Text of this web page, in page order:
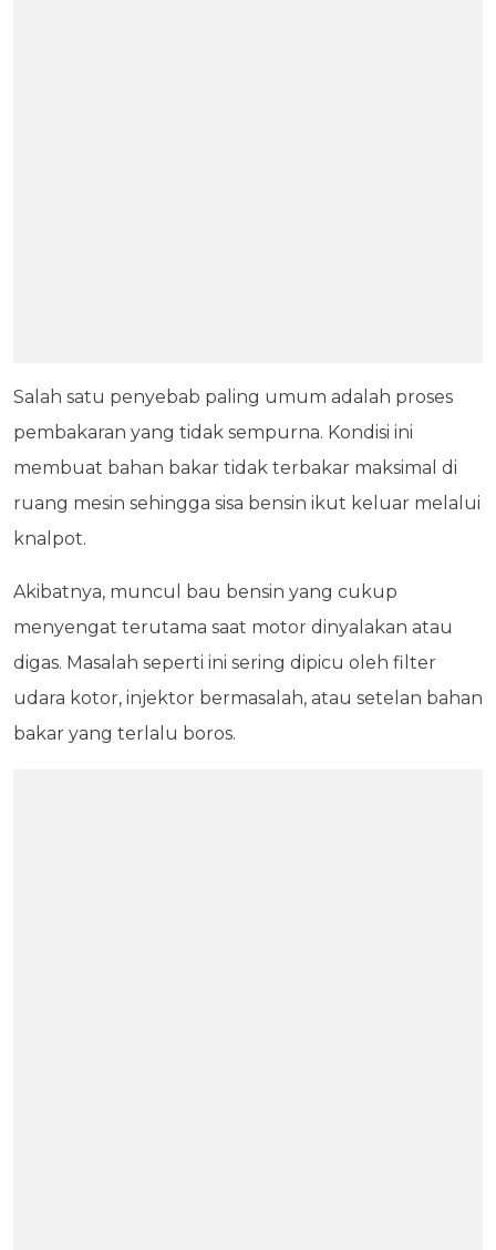
Salah satu penyebab paling umum adalah proses
pembakaran yang tidak sempurna. Kondisi ini
membuat bahan bakar tidak terbakar maksimal di
ruang mesin sehingga sisa bensin ikut keluar melalui
knalpot.
Akibatnya, muncul bau bensin yang cukup
menyengat terutama saat motor dinyalakan atau
digas. Masalah seperti ini sering dipicu oleh filter
udara kotor, injektor bermasalah, atau setelan bahan
bakar yang terlalu boros.